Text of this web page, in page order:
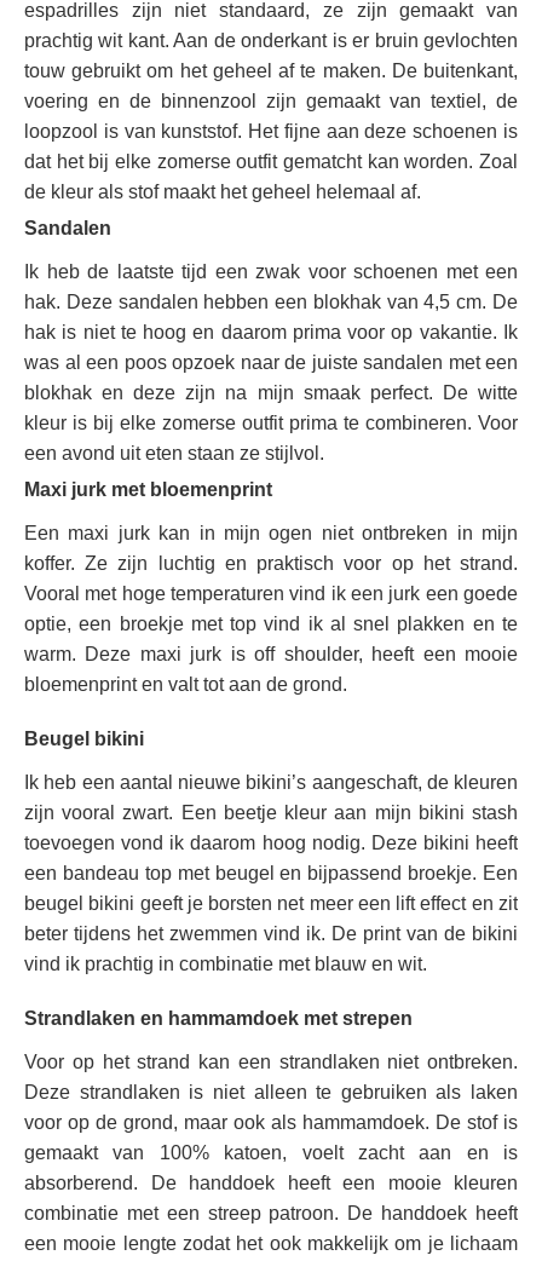
espadrilles zijn niet standaard, ze zijn gemaakt van
prachtig wit kant. Aan de onderkant is er bruin gevlochten
touw gebruikt om het geheel af te maken. De buitenkant,
voering en de binnenzool zijn gemaakt van textiel, de
loopzool is van kunststof. Het fijne aan deze schoenen is
dat het bij elke zomerse outfit gematcht kan worden. Zoal
de kleur als stof maakt het geheel helemaal af.
Sandalen
Ik heb de laatste tijd een zwak voor schoenen met een
hak. Deze sandalen hebben een blokhak van 4,5 cm. De
hak is niet te hoog en daarom prima voor op vakantie. Ik
was al een poos opzoek naar de juiste sandalen met een
blokhak en deze zijn na mijn smaak perfect. De witte
kleur is bij elke zomerse outfit prima te combineren. Voor
een avond uit eten staan ze stijlvol.
Maxi jurk met bloemenprint
Een maxi jurk kan in mijn ogen niet ontbreken in mijn
koffer. Ze zijn luchtig en praktisch voor op het strand.
Vooral met hoge temperaturen vind ik een jurk een goede
optie, een broekje met top vind ik al snel plakken en te
warm. Deze maxi jurk is off shoulder, heeft een mooie
bloemenprint en valt tot aan de grond.
Beugel bikini
Ik heb een aantal nieuwe bikini’s aangeschaft, de kleuren
zijn vooral zwart. Een beetje kleur aan mijn bikini stash
toevoegen vond ik daarom hoog nodig. Deze bikini heeft
een bandeau top met beugel en bijpassend broekje. Een
beugel bikini geeft je borsten net meer een lift effect en zit
beter tijdens het zwemmen vind ik. De print van de bikini
vind ik prachtig in combinatie met blauw en wit.
Strandlaken en hammamdoek met strepen
Voor op het strand kan een strandlaken niet ontbreken.
Deze strandlaken is niet alleen te gebruiken als laken
voor op de grond, maar ook als hammamdoek. De stof is
gemaakt van 100% katoen, voelt zacht aan en is
absorberend. De handdoek heeft een mooie kleuren
combinatie met een streep patroon. De handdoek heeft
een mooie lengte zodat het ook makkelijk om je lichaam